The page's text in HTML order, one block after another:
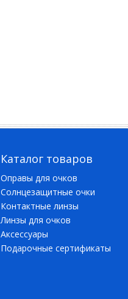
Каталог товаров
Оправы для очков
Солнцезащитные очки
Контактные линзы
Линзы для очков
Аксессуары
Подарочные сертификаты